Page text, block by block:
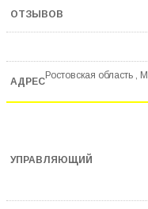
Ростовская область ,